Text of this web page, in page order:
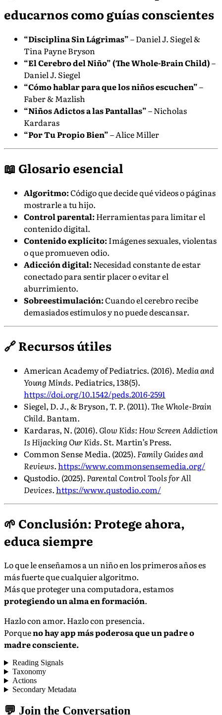
educarnos como guías conscientes
“Disciplina Sin Lágrimas”– Daniel J. Siegel &
Tina Payne Bryson
“El Cerebro del Niño” (The Whole-Brain Child)–
Daniel J. Siegel
“Cómo hablar para que los niños escuchen”–
Faber & Mazlish
“Niños Adictos a las Pantallas”– Nicholas
Kardaras
“Por Tu Propio Bien”– Alice Miller
📖 Glosario esencial
Algoritmo:Código que decide qué videos o páginas
mostrarle a tu hijo.
Control parental:Herramientas para limitar el
contenido digital.
Contenido explícito:Imágenes sexuales, violentas
o que promueven odio.
Adicción digital:Necesidad constante de estar
conectado para sentir placer o evitar el
aburrimiento.
Sobreestimulación:Cuando el cerebro recibe
demasiados estímulos y no puede descansar.
🔗 Recursos útiles
American Academy of Pediatrics. (2016). Media and
Young Minds. Pediatrics, 138(5).
https://doi.org/10.1542/peds.2016-2591
Siegel, D. J., & Bryson, T. P. (2011).The Whole-Brain
Child. Bantam.
Kardaras, N. (2016). Glow Kids: How Screen Addiction
Is Hijacking Our Kids. St. Martin’s Press.
Common Sense Media. (2025). Family Guides and
Reviews.https://www.commonsensemedia.org/
Qustodio. (2025). Parental Control Tools for All
Devices.https://www.qustodio.com/
🌱 Conclusión: Protege ahora,
educa siempre
Lo que le enseñamos a un niño en los primeros años es
más fuerte que cualquier algoritmo.
Más que proteger una computadora, estamos
protegiendo un alma en formación.
Hazlo con amor. Hazlo con presencia.
Porqueno hay app más poderosa que un padre o
madre consciente.
Reading Signals
Taxonomy
Actions
Secondary Metadata
💬 Join the Conversation